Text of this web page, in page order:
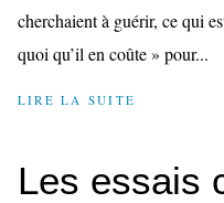
cherchaient à guérir, ce qui
quoi qu’il en coûte » pour...
LIRE LA SUITE
Les essais